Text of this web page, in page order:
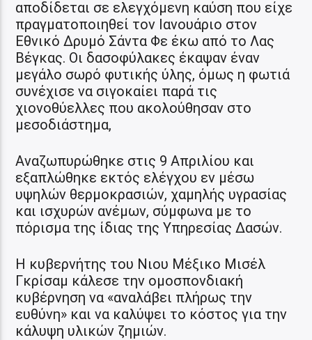
αποδίδεται σε ελεγχόμενη καύση που είχε
πραγματοποιηθεί τον Ιανουάριο στον
Εθνικό Δρυμό Σάντα Φε έκω από το Λας
Βέγκας. Οι δασοφύλακες έκαψαν έναν
μεγάλο σωρό φυτικής ύλης, όμως η φωτιά
συνέχισε να σιγοκαίει παρά τις
χιονοθύελλες που ακολούθησαν στο
μεσοδιάστημα,
Αναζωπυρώθηκε στις 9 Απριλίου και
εξαπλώθηκε εκτός ελέγχου εν μέσω
υψηλών θερμοκρασιών, χαμηλής υγρασίας
και ισχυρών ανέμων, σύμφωνα με το
πόρισμα της ίδιας της Υπηρεσίας Δασών.
Η κυβερνήτης του Νιου Μέξικο Μισέλ
Γκρίσαμ κάλεσε την ομοσπονδιακή
κυβέρνηση να «αναλάβει πλήρως την
ευθύνη» και να καλύψει το κόστος για την
κάλυψη υλικών ζημιών.